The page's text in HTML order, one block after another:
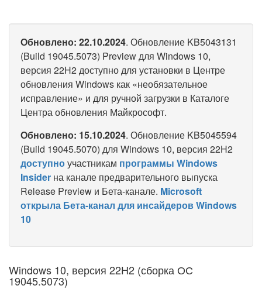
Обновлено: 22.10.2024. Обновление KB5043131
(Build 19045.5073) Preview для Windows 10,
версия 22H2 доступно для установки в Центре
обновления Windows как «необязательное
исправление» и для ручной загрузки в Каталоге
Центра обновления Майкрософт.
Обновлено: 15.10.2024. Обновление KB5045594
(Build 19045.5070) для Windows 10, версия 22H2
доступноучастникам программы Windows
Insider на канале предварительного выпуска
Release Preview и Бета-канале. Microsoft
открыла Бета-канал для инсайдеров Windows
10
Windows 10, версия 22H2 (сборка ОС
19045.5073)